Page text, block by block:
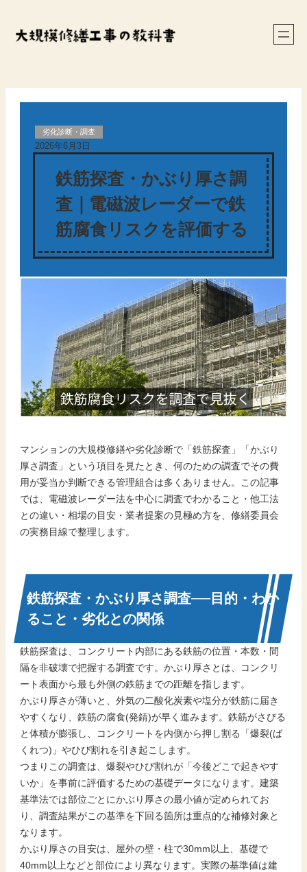
劣化診断・調査
2026年6月3日
鉄筋探査・かぶり厚さ調
査｜電磁波レーダーで鉄
筋腐食リスクを評価する
マンションの大規模修繕や劣化診断で「鉄筋探査」「かぶり
厚さ調査」という項目を見たとき、何のための調査でその費
用が妥当か判断できる管理組合は多くありません。この記事
では、電磁波レーダー法を中心に調査でわかること・他工法
との違い・相場の目安・業者提案の見極め方を、修繕委員会
の実務目線で整理します。
鉄筋探査・かぶり厚さ調査──目的・わか
ること・劣化との関係
鉄筋探査は、コンクリート内部にある鉄筋の位置・本数・間
隔を非破壊で把握する調査です。かぶり厚さとは、コンクリ
ート表面から最も外側の鉄筋までの距離を指します。
かぶり厚さが薄いと、外気の二酸化炭素や塩分が鉄筋に届き
やすくなり、鉄筋の腐食(発錆)が早く進みます。鉄筋がさびる
と体積が膨張し、コンクリートを内側から押し割る「爆裂(ば
くれつ)」やひび割れを引き起こします。
つまりこの調査は、爆裂やひび割れが「今後どこで起きやす
いか」を事前に評価するための基礎データになります。建築
基準法では部位ごとにかぶり厚さの最小値が定められてお
り、調査結果がこの基準を下回る箇所は重点的な補修対象と
なります。
かぶり厚さの目安は、屋外の壁・柱で30mm以上、基礎で
40mm以上などと部位により異なります。実際の基準値は建